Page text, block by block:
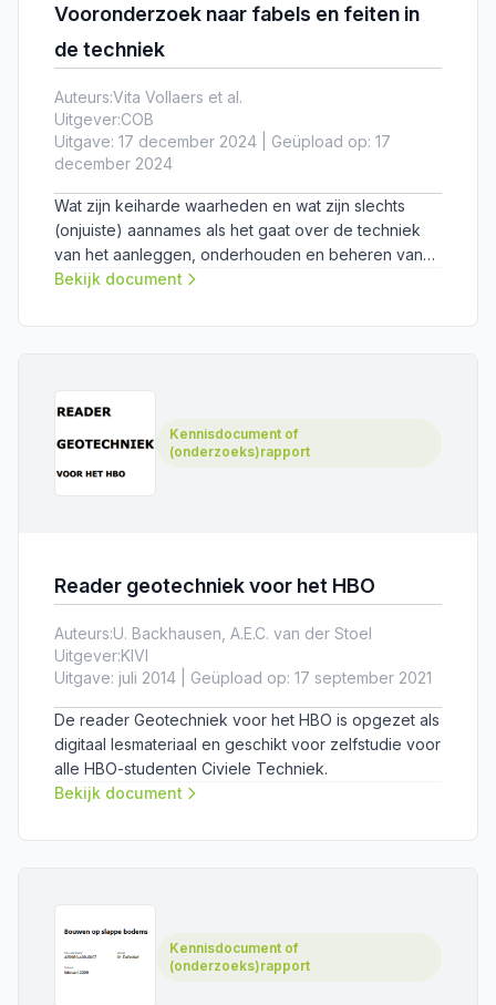
Vooronderzoek naar fabels en feiten in
de techniek
Auteurs:Vita Vollaers et al.
Uitgever:COB
Uitgave: 17 december 2024 | Geüpload op: 17
december 2024
Wat zijn keiharde waarheden en wat zijn slechts
(onjuiste) aannames als het gaat over de techniek
van het aanleggen, onderhouden en beheren van
kabels en leidingen? In dit vooronderzoek heeft het
thema’s er behoefte is aan duidelijkheid.
Bekijk document
Kennisdocument of
(onderzoeks)rapport
Reader geotechniek voor het HBO
Auteurs:U. Backhausen, A.E.C. van der Stoel
Uitgever:KIVI
Uitgave: juli 2014 | Geüpload op: 17 september 2021
De reader Geotechniek voor het HBO is opgezet als
digitaal lesmateriaal en geschikt voor zelfstudie voor
alle HBO-studenten Civiele Techniek.
Bekijk document
Kennisdocument of
(onderzoeks)rapport